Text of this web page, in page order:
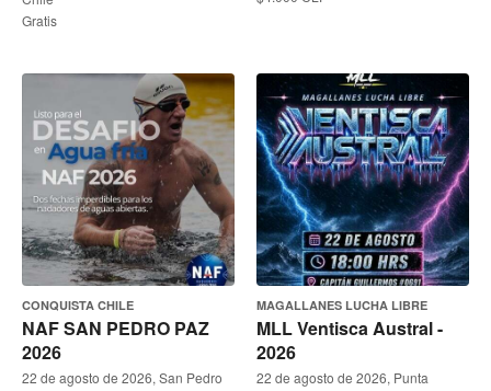
Gratis
CONQUISTA CHILE
NAF SAN PEDRO PAZ
2026
22 de agosto de 2026, San Pedro
MAGALLANES LUCHA LIBRE
MLL Ventisca Austral -
2026
22 de agosto de 2026, Punta